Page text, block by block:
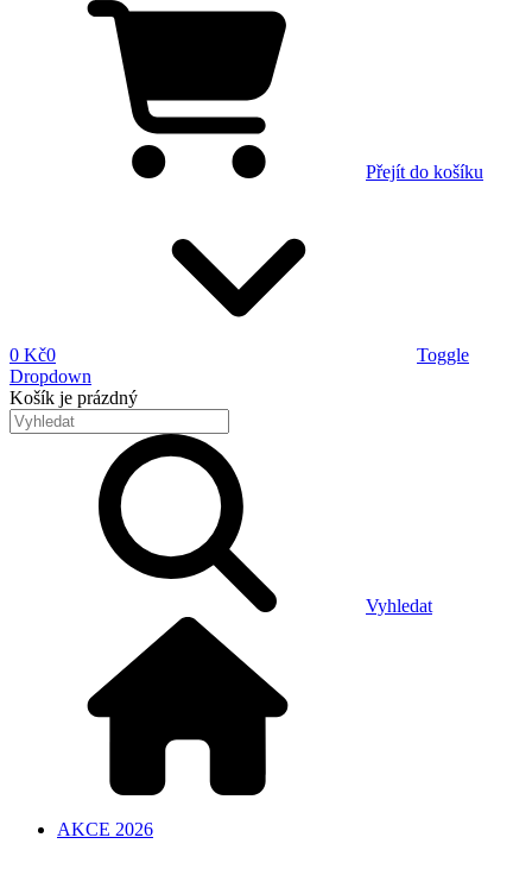
Přejít do košíku
0 Kč0
Toggle
Dropdown
Košík je prázdný
Vyhledat
AKCE 2026